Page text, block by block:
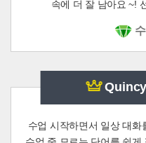
속에 더 잘 남아요 ~!
수업 시작하면서 일상 대화